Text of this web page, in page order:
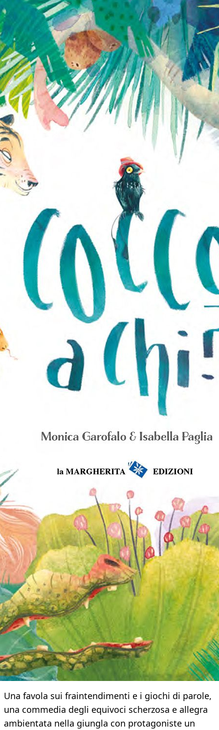
Una favola sui fraintendimenti e i giochi di parole,
una commedia degli equivoci scherzosa e allegra
ambientata nella giungla con protagoniste un